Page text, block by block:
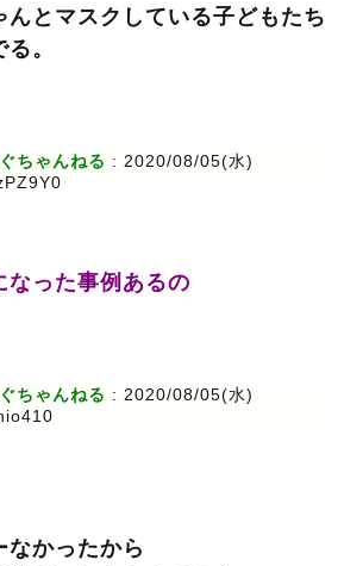
んとマスクしている子どもたち
。
ちゃんねる : 2020/08/05(水)
なった事例あるの
ちゃんねる : 2020/08/05(水)
なかったから